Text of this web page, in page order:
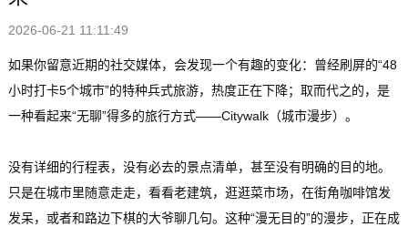
2026-06-21 11:11:49
如果你留意近期的社交媒体，会发现一个有趣的变化：曾经刷屏的“48
小时打卡5个城市”的特种兵式旅游，热度正在下降；取而代之的，是
一种看起来“无聊”得多的旅行方式——Citywalk（城市漫步）。
没有详细的行程表，没有必去的景点清单，甚至没有明确的目的地。
只是在城市里随意走走，看看老建筑，逛逛菜市场，在街角咖啡馆发
发呆，或者和路边下棋的大爷聊几句。这种“漫无目的”的漫步，正在成